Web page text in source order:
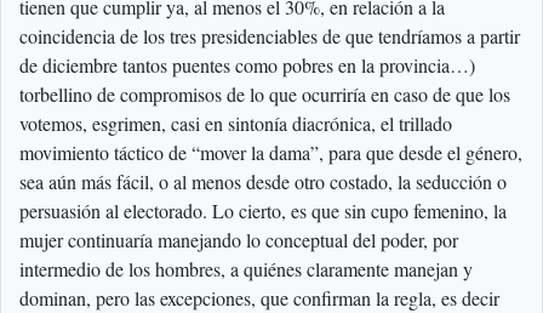
tienen que cumplir ya, al menos el 30%, en relación a la
coincidencia de los tres presidenciables de que tendríamos a partir
de diciembre tantos puentes como pobres en la provincia…)
torbellino de compromisos de lo que ocurriría en caso de que los
votemos, esgrimen, casi en sintonía diacrónica, el trillado
movimiento táctico de “mover la dama”, para que desde el género,
sea aún más fácil, o al menos desde otro costado, la seducción o
persuasión al electorado. Lo cierto, es que sin cupo femenino, la
mujer continuaría manejando lo conceptual del poder, por
intermedio de los hombres, a quiénes claramente manejan y
dominan, pero las excepciones, que confirman la regla, es decir